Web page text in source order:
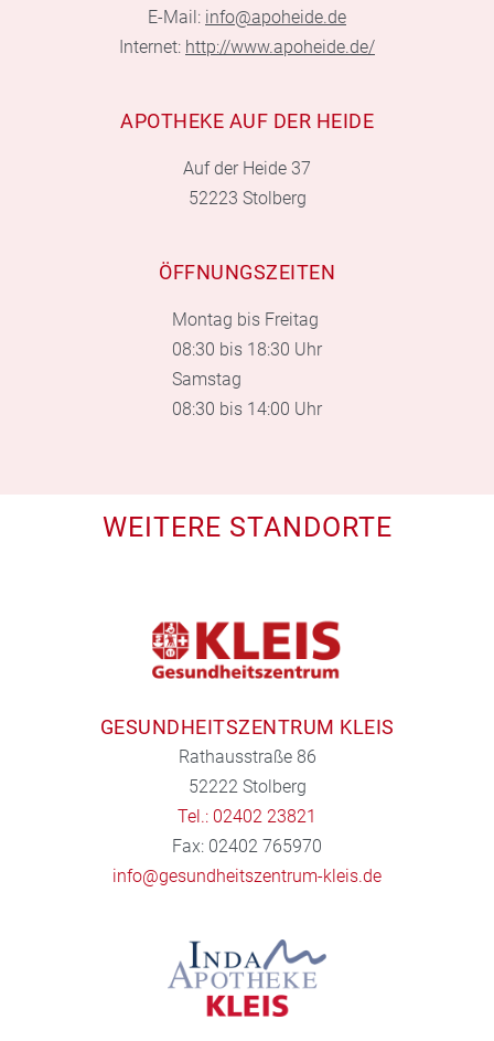
E-Mail: info@apoheide.de
Internet: http://www.apoheide.de/
APOTHEKE AUF DER HEIDE
Auf der Heide 37
52223 Stolberg
ÖFFNUNGSZEITEN
Montag bis Freitag
08:30 bis 18:30 Uhr
Samstag
08:30 bis 14:00 Uhr
WEITERE STANDORTE
GESUNDHEITSZENTRUM KLEIS
Rathausstraße 86
52222 Stolberg
Tel.: 02402 23821
Fax: 02402 765970
info@gesundheitszentrum-kleis.de